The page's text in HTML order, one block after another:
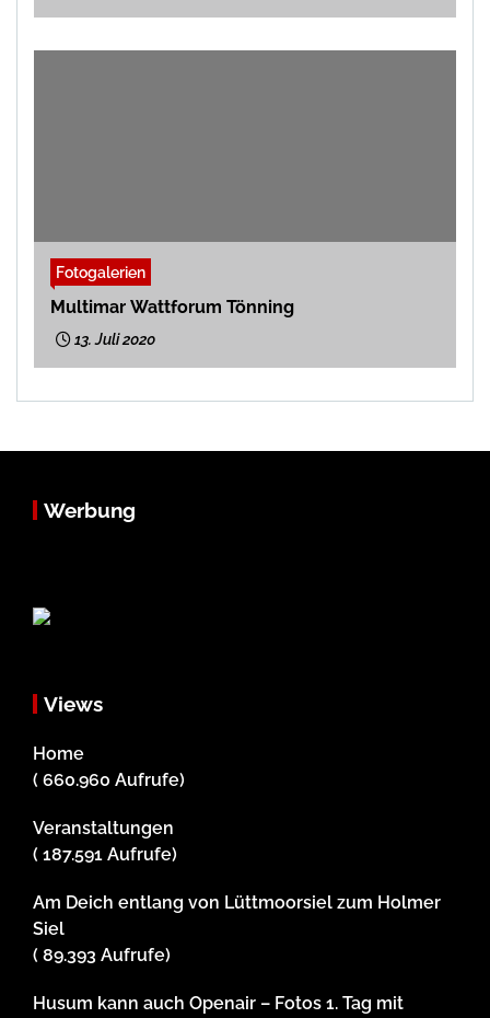
Fotogalerien
Multimar Wattforum Tönning
13. Juli 2020
Werbung
Views
Home
( 660.960 Aufrufe)
Veranstaltungen
( 187.591 Aufrufe)
Am Deich entlang von Lüttmoorsiel zum Holmer
Siel
( 89.393 Aufrufe)
Husum kann auch Openair – Fotos 1. Tag mit